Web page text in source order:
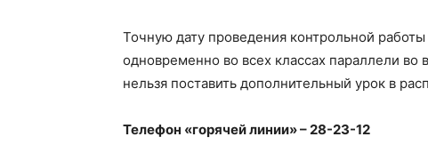
Точную дату проведения контрольной
одновременно во всех классах параллели
нельзя поставить дополнительный урок в
Телефон «горячей линии» – 28-23-12